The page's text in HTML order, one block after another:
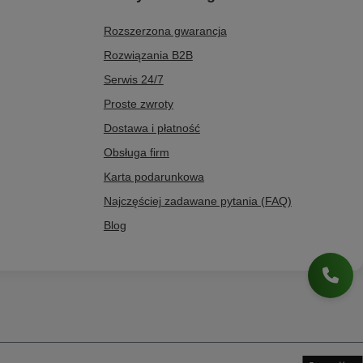
Rozszerzona gwarancja
Rozwiązania B2B
Serwis 24/7
Proste zwroty
Dostawa i płatność
Obsługa firm
Karta podarunkowa
Najczęściej zadawane pytania (FAQ)
Blog